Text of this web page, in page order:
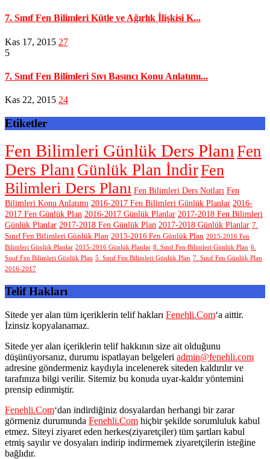
7. Sınıf Fen Bilimleri Kütle ve Ağırlık İlişkisi K...
Kas 17, 2015 27
5
7. Sınıf Fen Bilimleri Sıvı Basıncı Konu Anlatımı...
Kas 22, 2015 24
Etiketler
Fen Bilimleri Günlük Ders PlanıFen
Ders Planı Günlük Plan İndirFen
Bilimleri Ders Planı Fen Bilimleri Ders Notları Fen
Bilimleri Konu Anlatımı 2016-2017 Fen Bilimleri Günlük Planlar 2016-
2017 Fen Günlük Plan 2016-2017 Günlük Planlar 2017-2018 Fen Bilimleri
Günlük Planlar 2017-2018 Fen Günlük Plan 2017-2018 Günlük Planlar 7.
Sınıf Fen Bilimleri Günlük Plan 2015-2016 Fen Günlük Plan 2015-2016 Fen
Bilimleri Günlük Planlar 2015-2016 Günlük Planlar 8. Sınıf Fen Bilimleri Günlük Plan 6.
Sınıf Fen Bilimleri Günlük Plan 5. Sınıf Fen Bilimleri Günlük Plan 7. Sınıf Fen Günlük Plan
2016-2017
Telif Hakları
Sitede yer alan tüm içeriklerin telif hakları Fenehli.Com‘a aittir.
İzinsiz kopyalanamaz.
Sitede yer alan içeriklerin telif hakkının size ait olduğunu
düşünüyorsanız, durumu ispatlayan belgeleri admin@fenehli.com
adresine göndermeniz kaydıyla incelenerek siteden kaldırılır ve
tarafınıza bilgi verilir. Sitemiz bu konuda uyar-kaldır yöntemini
prensip edinmiştir.
Fenehli.Com‘dan indirdiğiniz dosyalardan herhangi bir zarar
görmeniz durumunda Fenehli.Com hiçbir şekilde sorumluluk kabul
etmez. Siteyi ziyaret eden herkes(ziyaretçiler) tüm şartları kabul
etmiş sayılır ve dosyaları indirip indirmemek ziyaretçilerin isteğine
bağlıdır.